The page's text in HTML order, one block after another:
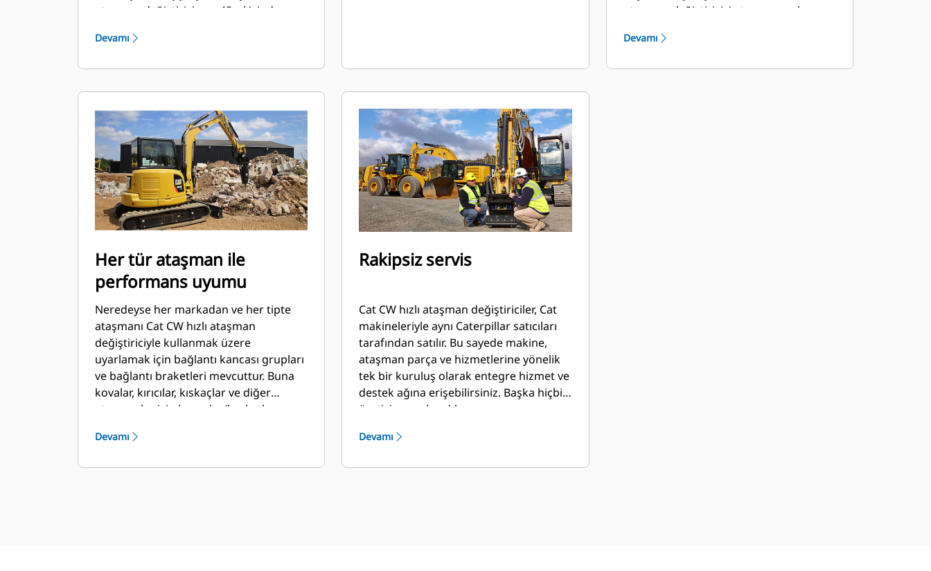
ataşman değiştirici son 40 yıl içinde
endüstri standardı haline gelmiştir.
ve hem Cat hem de Cat bünyesinde
olmayan 700 farklı makine ile kullanım
için tasarlanmıştır.
Devamı
ataşman değiştiriciyi ataşmana sıkıca
koparma ve yükleme, yıkım ve taş
Devamı
Her tür ataşman ile
performans uyumu
Neredeyse her markadan ve her tipte
ataşmanı Cat CW hızlı ataşman
değiştiriciyle kullanmak üzere
uyarlamak için bağlantı kancası grupları
ve bağlantı braketleri mevcuttur. Buna
kovalar, kırıcılar, kıskaçlar ve diğer
ataşmanlar için kancalar/braketler
Devamı
Rakipsiz servis
Cat CW hızlı ataşman değiştiriciler, Cat
makineleriyle aynı Caterpillar satıcıları
tarafından satılır. Bu sayede makine,
ataşman parça ve hizmetlerine yönelik
tek bir kuruluş olarak entegre hizmet ve
destek ağına erişebilirsiniz. Başka hiçbir
üretici aynı olanakları sunamaz.
Devamı